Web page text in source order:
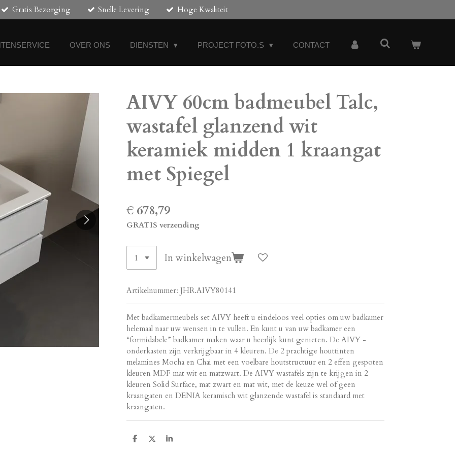
Gratis Bezorging Snelle Levering Hoge Kwaliteit
OVER ONS DIENSTEN PROJECT FOTO.S CONTACT
AIVY 60cm badmeubel Talc,
wastafel glanzend wit
keramiek midden 1 kraangat
met Spiegel
€ 678,79
GRATIS verzending
In winkelwagen
Artikelnummer: JHR.AIVY80141
Met badkamermeubels set AIVY heeft u eindeloos veel opties om uw badkamer
helemaal naar uw wensen in te vullen. En kunt u van uw badkamer een
“formidabele” badkamer maken waar u heerlijk kunt genieten. De AIVY -
onderkasten zijn verkrijgbaar in 4 kleuren. De 2 prachtige houttinten
melamines Mocha en Chai met een voelbare houtstructuur en 2 effen gespoten
kleuren MDF mat wit en matzwart. De AIVY wastafels zijn te krijgen in 2
kleuren Solid Surface, mat zwart en mat wit, met de keuze wel of geen
kraangaten en DENIA keramisch wit glanzende wastafel is standaard met
kraangaten.
D
D
S